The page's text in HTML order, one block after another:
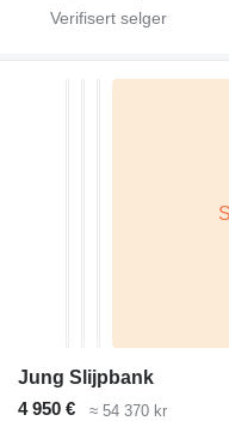
Jung Slijpbank
4 950 €
≈ 54 370 kr